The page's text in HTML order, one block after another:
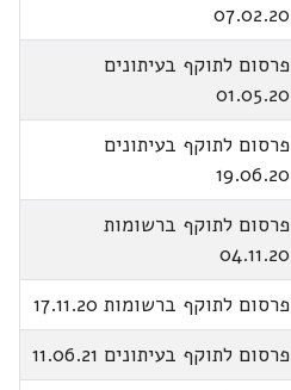
07.02.20
פרסום לתוקף בעיתונים
01.05.20
פרסום לתוקף בעיתונים
19.06.20
פרסום לתוקף ברשומות
04.11.20
פרסום לתוקף ברשומות 17.11.20
פרסום לתוקף בעיתונים 11.06.21